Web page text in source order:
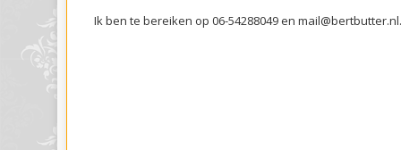
Ik ben te bereiken op 06-54288049 en mail@bertbutter.nl.